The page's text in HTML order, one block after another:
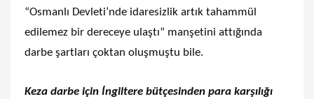
“Osmanlı Devleti’nde idaresizlik artık tahammül
edilemez bir dereceye ulaştı” manşetini attığında
darbe şartları çoktan oluşmuştu bile.
Keza darbe için İngiltere bütçesinden para karşılığı